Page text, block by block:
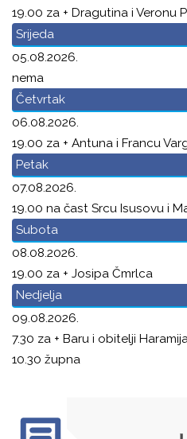
19.00 za + Dragutina i Veronu
Srijeda
05.08.2026.
nema
Četvrtak
06.08.2026.
19.00 za + Antuna i Francu
Petak
07.08.2026.
19.00 na čast Srcu Isusovu i
Subota
08.08.2026.
19.00 za + Josipa Čmrlca
Nedjelja
09.08.2026.
7.30 za + Baru i obitelji
10.30 župna